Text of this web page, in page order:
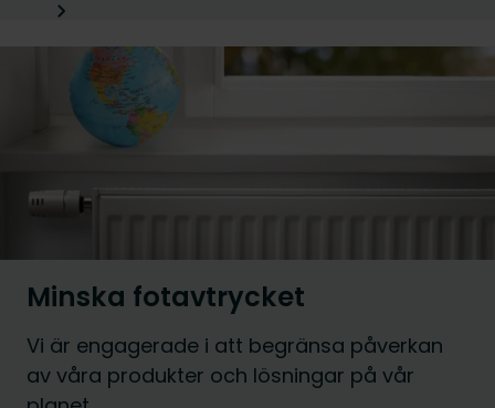
Minska fotavtrycket
Vi är engagerade i att begränsa påverkan
av våra produkter och lösningar på vår